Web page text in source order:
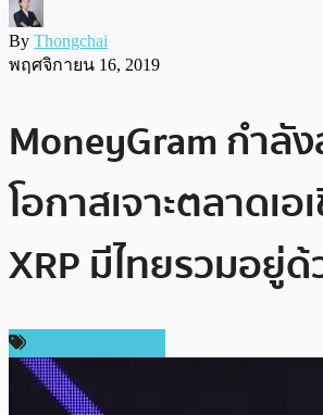
By Thongchai
พฤศจิกายน 16, 2019
MoneyGram กำลั
โอกาสเจาะตลาดเอ
XRP มีไทยรวมอยู่